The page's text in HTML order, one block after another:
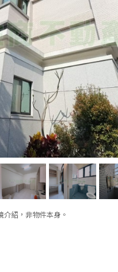
紹，非物件本身。